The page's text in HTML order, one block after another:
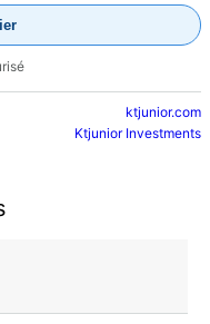
ktjunior.com
Ktjunior Investments